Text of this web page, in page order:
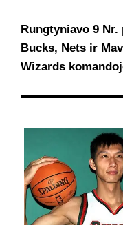
Rungtyniavo 9
Bucks, Nets ir
Wizards